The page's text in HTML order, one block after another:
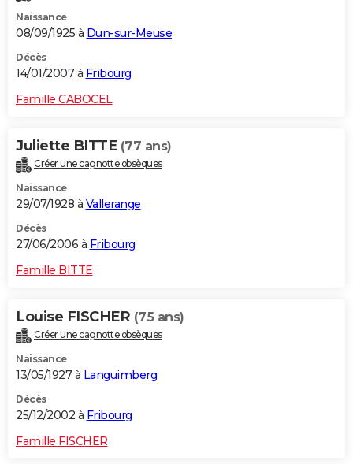
Naissance
08/09/1925 à Dun-sur-Meuse
Décès
14/01/2007 à Fribourg
Famille CABOCEL
Juliette BITTE (77 ans)
Créer une cagnotte obsèques
Naissance
29/07/1928 à Vallerange
Décès
27/06/2006 à Fribourg
Famille BITTE
Louise FISCHER (75 ans)
Créer une cagnotte obsèques
Naissance
13/05/1927 à Languimberg
Décès
25/12/2002 à Fribourg
Famille FISCHER